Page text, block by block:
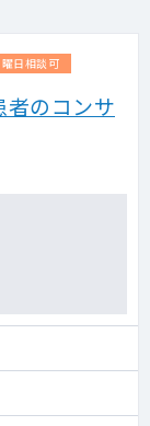
曜日相談可
者のコンサ